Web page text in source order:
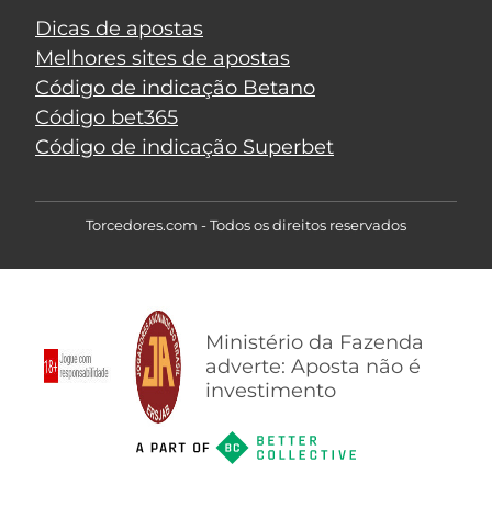
Dicas de apostas
Melhores sites de apostas
Código de indicação Betano
Código bet365
Código de indicação Superbet
Torcedores.com - Todos os direitos reservados
Ministério da Fazenda
adverte: Aposta não é
investimento